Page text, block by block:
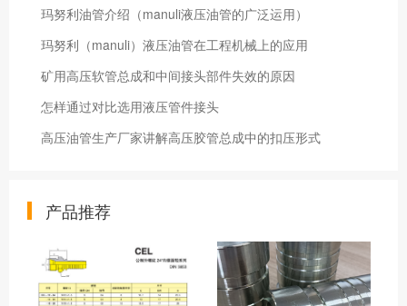
玛努利油管介绍（manuli液压油管的广泛运用）
玛努利（manuli）液压油管在工程机械上的应用
矿用高压软管总成和中间接头部件失效的原因
怎样通过对比选用液压管件接头
高压油管生产厂家讲解高压胶管总成中的扣压形式
产品推荐